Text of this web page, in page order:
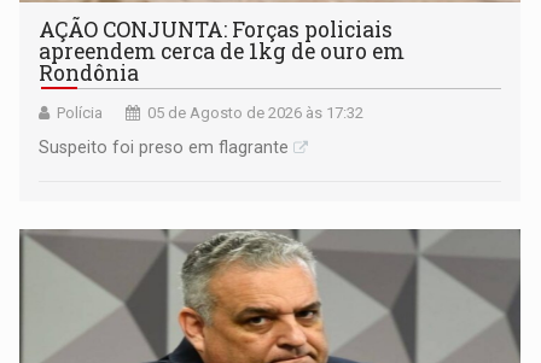
AÇÃO CONJUNTA: Forças policiais
apreendem cerca de 1kg de ouro em
Rondônia
Polícia 05 de Agosto de 2026 às 17:32
Suspeito foi preso em flagrante